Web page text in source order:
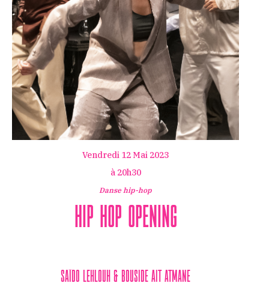
Vendredi 12 Mai 2023
à 20h30
Danse hip-hop
Hip Hop Opening
Saïdo Lehlouh & Bouside Ait Atmane